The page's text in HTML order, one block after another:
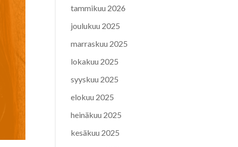
tammikuu 2026
joulukuu 2025
marraskuu 2025
lokakuu 2025
syyskuu 2025
elokuu 2025
heinäkuu 2025
kesäkuu 2025